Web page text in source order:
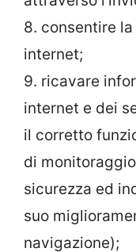
8. consentire
internet;
9. ricavare
internet e dei
il corretto
di
sicurezza ed
suo
navigazione);